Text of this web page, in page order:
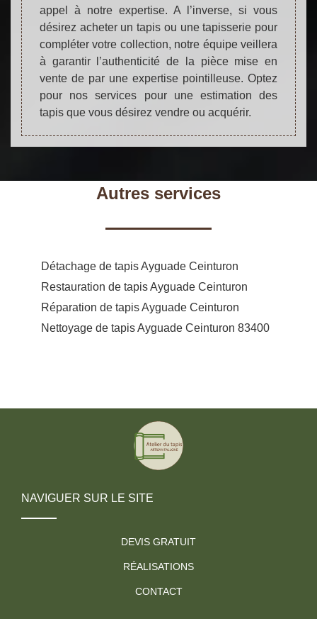
appel à notre expertise. A l’inverse, si vous
désirez acheter un tapis ou une tapisserie pour
compléter votre collection, notre équipe veillera
à garantir l’authenticité de la pièce mise en
vente de par une expertise pointilleuse. Optez
pour nos services pour une estimation des
tapis que vous désirez vendre ou acquérir.
Autres services
Détachage de tapis Ayguade Ceinturon
Restauration de tapis Ayguade Ceinturon
Réparation de tapis Ayguade Ceinturon
Nettoyage de tapis Ayguade Ceinturon 83400
NAVIGUER SUR LE SITE
DEVIS GRATUIT
RÉALISATIONS
CONTACT